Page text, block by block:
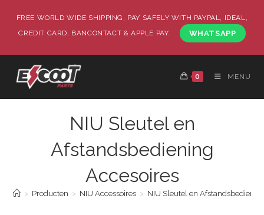
FREE WORLD WIDE SHIPPING, PAY SAFELY WITH PAYPAL, IDEAL,
CREDIT CARD, BANCONTACT & APPLE PAY.
WHATSAPP
0 MENU
NIU Sleutel en
Afstandsbediening
Accesoires
> Producten > NIU Accessoires > NIU Sleutel en